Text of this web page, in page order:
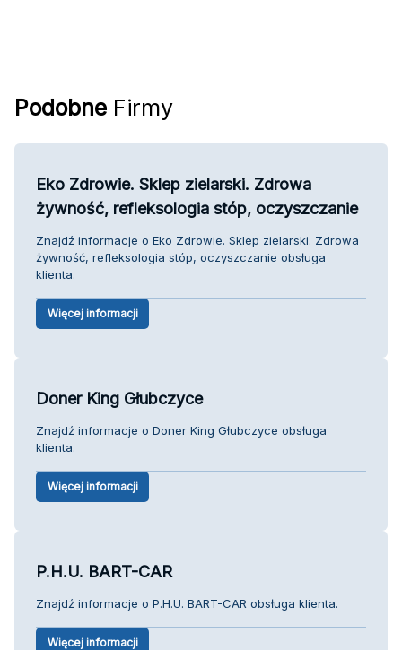
Podobne Firmy
Eko Zdrowie. Sklep zielarski. Zdrowa
żywność, refleksologia stóp, oczyszczanie
Znajdź informacje o Eko Zdrowie. Sklep zielarski. Zdrowa
żywność, refleksologia stóp, oczyszczanie obsługa
klienta.
Więcej informacji
Doner King Głubczyce
Znajdź informacje o Doner King Głubczyce obsługa
klienta.
Więcej informacji
P.H.U. BART-CAR
Znajdź informacje o P.H.U. BART-CAR obsługa klienta.
Więcej informacji